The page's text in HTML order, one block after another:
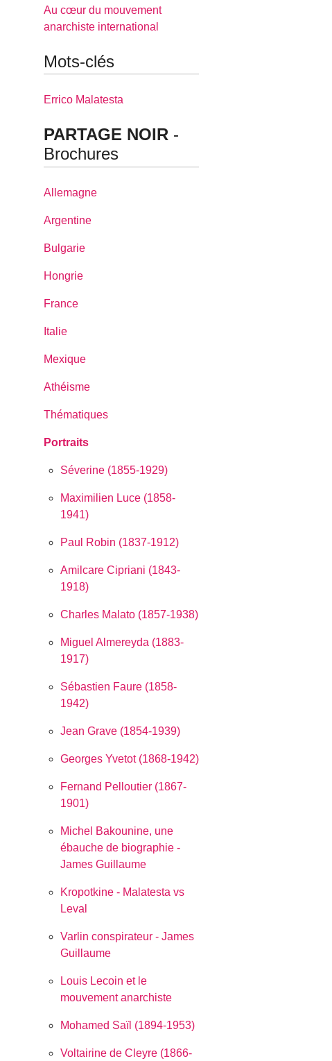
Au cœur du mouvement
anarchiste international
Mots-clés
Errico Malatesta
PARTAGE NOIR -
Brochures
Allemagne
Argentine
Bulgarie
Hongrie
France
Italie
Mexique
Athéisme
Thématiques
Portraits
Séverine (1855-1929)
Maximilien Luce (1858-
1941)
Paul Robin (1837-1912)
Amilcare Cipriani (1843-
1918)
Charles Malato (1857-1938)
Miguel Almereyda (1883-
1917)
Sébastien Faure (1858-
1942)
Jean Grave (1854-1939)
Georges Yvetot (1868-1942)
Fernand Pelloutier (1867-
1901)
Michel Bakounine, une
ébauche de biographie -
James Guillaume
Kropotkine - Malatesta vs
Leval
Varlin conspirateur - James
Guillaume
Louis Lecoin et le
mouvement anarchiste
Mohamed Saïl (1894-1953)
Voltairine de Cleyre (1866-